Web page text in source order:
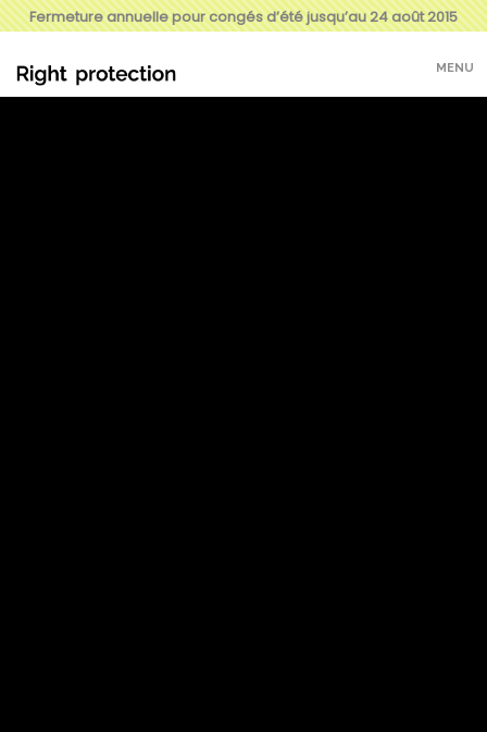
Fermeture annuelle pour congés d’été jusqu’au 24 août 2015
MENU